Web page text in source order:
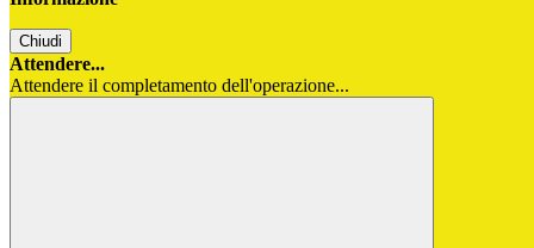
Chiudi
Attendere...
Attendere il completamento dell'operazione...